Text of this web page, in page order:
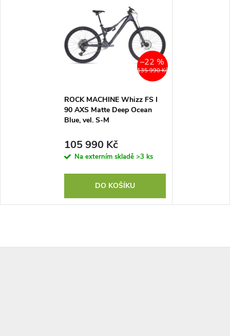
135 990 Kč
–22 %
ROCK MACHINE Whizz FS I
90 AXS Matte Deep Ocean
Blue, vel. S-M
105 990 Kč
Na externím skladě >3 ks
DO KOŠÍKU